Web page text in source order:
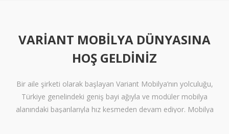
VARIANT MOBILYA DÜNYASINA
HOŞ GELDINIZ
Bir aile şirketi olarak başlayan Variant Mobilya’nın yolculuğu,
Türkiye genelindeki geniş bayi ağıyla ve modüler mobilya
alanındaki başarılarıyla hız kesmeden devam ediyor. Mobilya